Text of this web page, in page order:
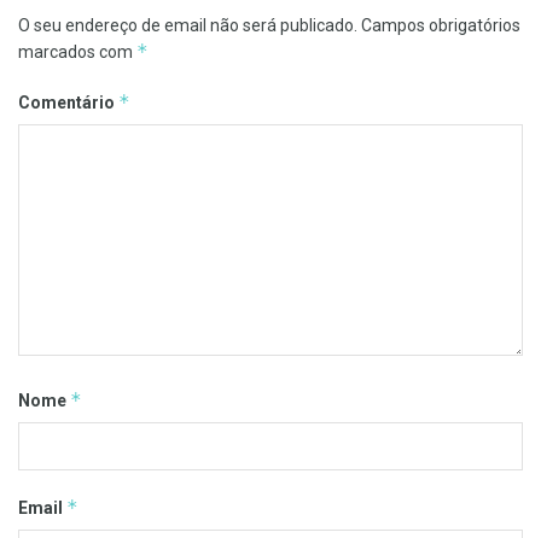
O seu endereço de email não será publicado. Campos obrigatórios
marcados com *
Comentário *
Nome *
Email *